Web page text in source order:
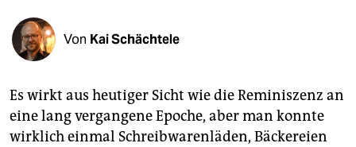
shop
fragen & hilfe
unterstützen
abo
Von Kai Schächtele
Es wirkt aus heutiger Sicht wie die Reminiszenz an
eine lang vergangene Epoche, aber man konnte
wirklich einmal Schreibwarenläden, Bäckereien